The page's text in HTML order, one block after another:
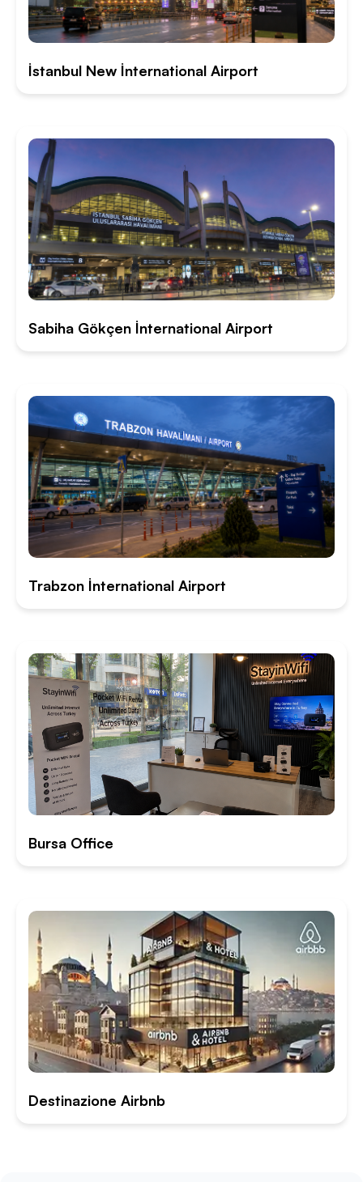
İstanbul New İnternational Airport
Sabiha Gökçen İnternational Airport
Trabzon İnternational Airport
Bursa Office
Destinazione Airbnb